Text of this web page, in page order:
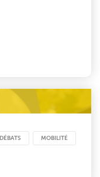
DÉBATS MOBILITÉ